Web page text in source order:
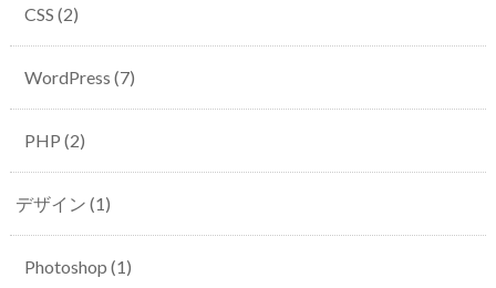
CSS (2)
WordPress (7)
PHP (2)
デザイン (1)
Photoshop (1)